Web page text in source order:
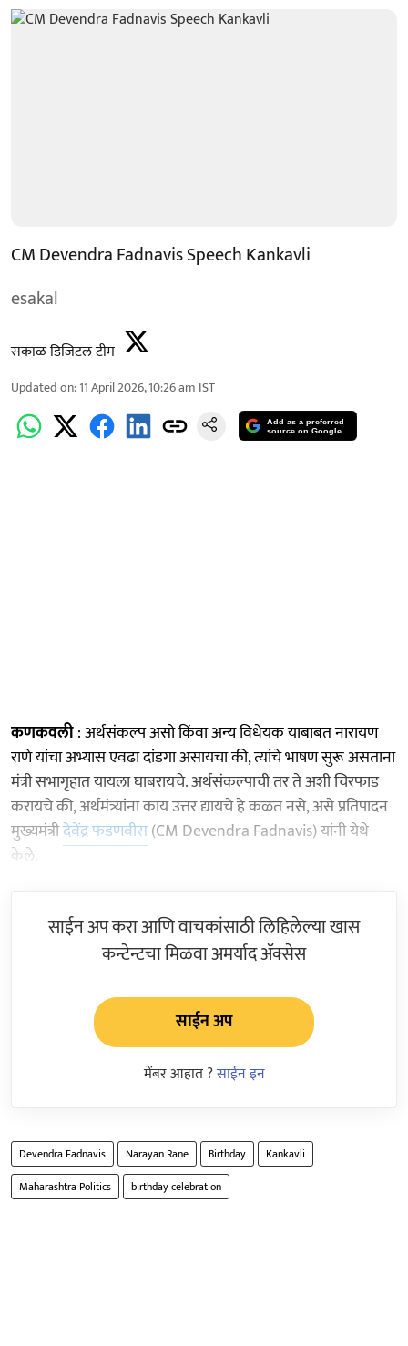
CM Devendra Fadnavis Speech Kankavli
esakal
सकाळ डिजिटल टीम
Updated on:11 April 2026, 10:26 am IST
Add as a preferred
source on Google
कणकवली: अर्थसंकल्‍प असो किंवा अन्य विधेयक याबाबत नारायण
राणे यांचा अभ्यास एवढा दांडगा असायचा की, त्यांचे भाषण सुरू असताना
मंत्री सभागृहात यायला घाबरायचे. अर्थसंकल्‍पाची तर ते अशी चिरफाड
करायचे की, अर्थमंत्र्यांना काय उत्तर द्यायचे हे कळत नसे, असे प्रतिपादन
मुख्यमंत्रीदेवेंद्र फडणवीस(CM Devendra Fadnavis) यांनी येथे
केले.
साईन अप करा आणि वाचकांसाठी लिहिलेल्या खास
कन्टेन्टचा मिळवा अमर्याद ॲक्सेस
साईन अप
मेंबर आहात ?साईन इन
Devendra Fadnavis Narayan Rane Birthday
Kankavli
Maharashtra Politics
birthday celebration